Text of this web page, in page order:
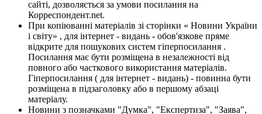
сайті, дозволяється за умови посилання на
Корреспондент.net.
При копіюванні матеріалів зі сторінки « Новини України
і світу» , для інтернет - видань - обов'язкове пряме
відкрите для пошукових систем гіперпосилання .
Посилання має бути розміщена в незалежності від
повного або часткового використання матеріалів.
Гіперпосилання ( для інтернет - видань) - повинна бути
розміщена в підзаголовку або в першому абзаці
матеріалу.
Новини з позначками "Думка", "Експертиза", "Заява",